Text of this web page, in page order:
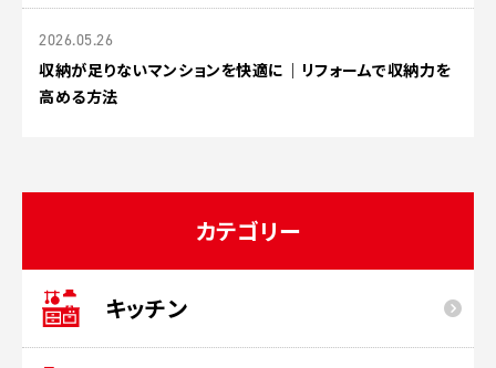
2026.05.26
収納が足りないマンションを快適に｜リフォームで収納力を
高める方法
カテゴリー
キッチン